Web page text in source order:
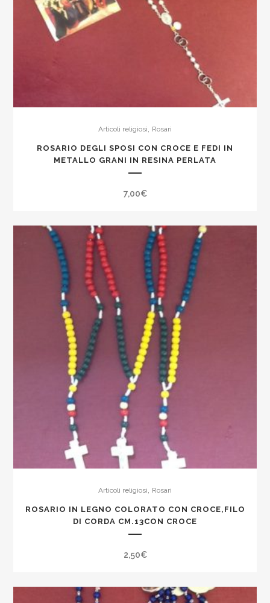
Articoli religiosi Rosari
ROSARIO DEGLI SPOSI CON CROCE E FEDI IN
METALLO GRANI IN RESINA PERLATA
7,00€
Articoli religiosi Rosari
ROSARIO IN LEGNO COLORATO CON CROCE,FILO
DI CORDA CM.13CON CROCE
2,50€